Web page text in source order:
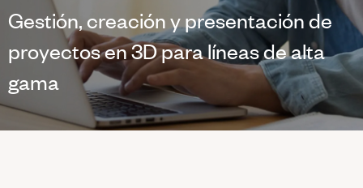
Gestión, creación y presentación de
proyectos en 3D para líneas de alta
gama